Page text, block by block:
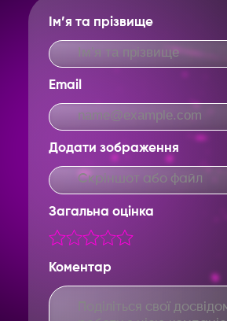
Введите название
сервиса,команды и
Ім’я та прізвище
Email
Додати зображення
Скріншот або файл
Загальна оцінка
Коментар